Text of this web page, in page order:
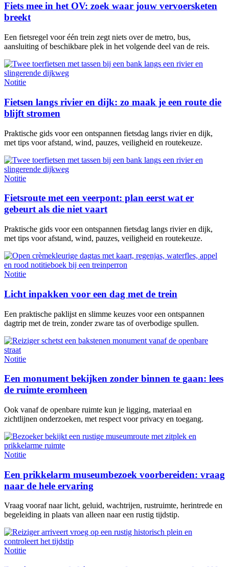
Fiets mee in het OV: zoek waar jouw vervoersketen
breekt
Een fietsregel voor één trein zegt niets over de metro, bus,
aansluiting of beschikbare plek in het volgende deel van de reis.
Notitie
Fietsen langs rivier en dijk: zo maak je een route die
blijft stromen
Praktische gids voor een ontspannen fietsdag langs rivier en dijk,
met tips voor afstand, wind, pauzes, veiligheid en routekeuze.
Notitie
Fietsroute met een veerpont: plan eerst wat er
gebeurt als die niet vaart
Praktische gids voor een ontspannen fietsdag langs rivier en dijk,
met tips voor afstand, wind, pauzes, veiligheid en routekeuze.
Notitie
Licht inpakken voor een dag met de trein
Een praktische paklijst en slimme keuzes voor een ontspannen
dagtrip met de trein, zonder zware tas of overbodige spullen.
Notitie
Een monument bekijken zonder binnen te gaan: lees
de ruimte eromheen
Ook vanaf de openbare ruimte kun je ligging, materiaal en
zichtlijnen onderzoeken, met respect voor privacy en toegang.
Notitie
Een prikkelarm museumbezoek voorbereiden: vraag
naar de hele ervaring
Vraag vooraf naar licht, geluid, wachtrijen, rustruimte, herintrede en
begeleiding in plaats van alleen naar een rustig tijdstip.
Notitie